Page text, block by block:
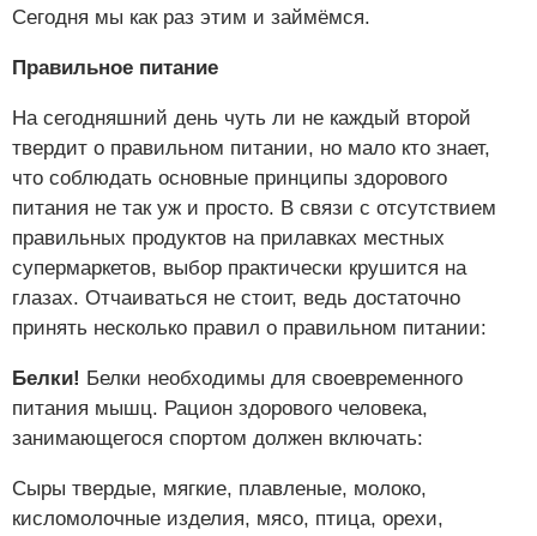
Сегодня мы как раз этим и займёмся.
Правильное питание
На сегодняшний день чуть ли не каждый второй
твердит о правильном питании, но мало кто знает,
что соблюдать основные принципы здорового
питания не так уж и просто. В связи с отсутствием
правильных продуктов на прилавках местных
супермаркетов, выбор практически крушится на
глазах. Отчаиваться не стоит, ведь достаточно
принять несколько правил о правильном питании:
Белки! Белки необходимы для своевременного
питания мышц. Рацион здорового человека,
занимающегося спортом должен включать:
Сыры твердые, мягкие, плавленые, молоко,
кисломолочные изделия, мясо, птица, орехи,